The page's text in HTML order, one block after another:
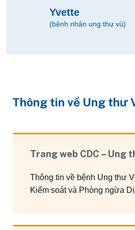
Yvette
(bệnh nhân ung thư vú)
Thông tin về Ung thư
Trang web CDC – Ung
Thông tin về bệnh Ung thư
Kiểm soát và Phòng ngừa